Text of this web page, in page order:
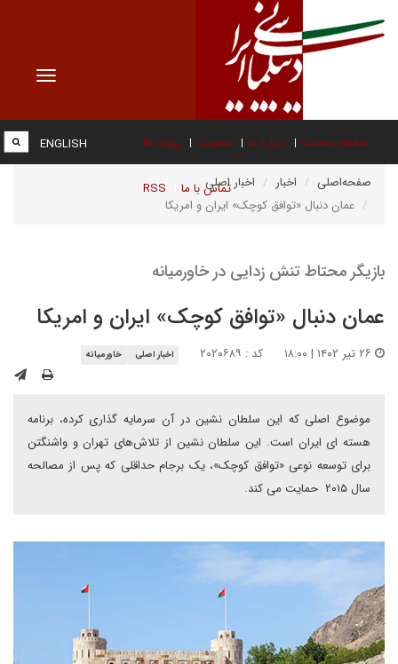
Toggle
صفحه نخست درباره ما عضویت پیوند ها
تماس با ما RSS
ENGLISH
صفحه‌اصلی اخبار
اخبار اصلی
عمان دنبال «توافق کوچک» ایران و امریکا
بازیگر محتاط تنش زدایی در خاورمیانه
عمان دنبال «توافق کوچک» ایران و امریکا
کد : ۲۰۲۰۶۸۹ اخبار اصلی خاورمیانه
موضوع اصلی که این سلطان نشین در آن سرمایه گذاری کرده، برنامه
هسته ای ایران است. این سلطان نشین از تلاش‌های تهران و واشنگتن
برای توسعه نوعی «توافق کوچک»، یک برجام حداقلی که پس از مصالحه
سال ۲۰۱۵ حمایت می کند.